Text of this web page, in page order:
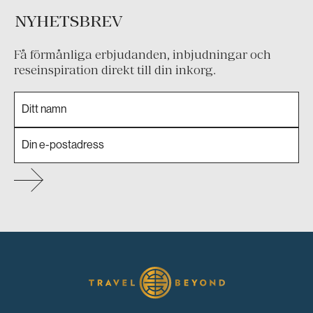
NYHETSBREV
Få förmånliga erbjudanden, inbjudningar och
reseinspiration direkt till din inkorg.